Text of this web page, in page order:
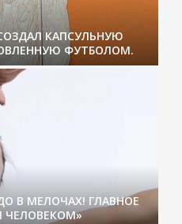
КАПСУЛЬНУЮ
ФУТБОЛОМ.
В МЕЛОЧАХ! ГЛАВНОЕ
ЧЕЛОВЕКОМ»